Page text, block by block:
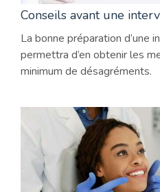
La bonne préparation d’une
permettra d’en obtenir les
minimum de désagréments.